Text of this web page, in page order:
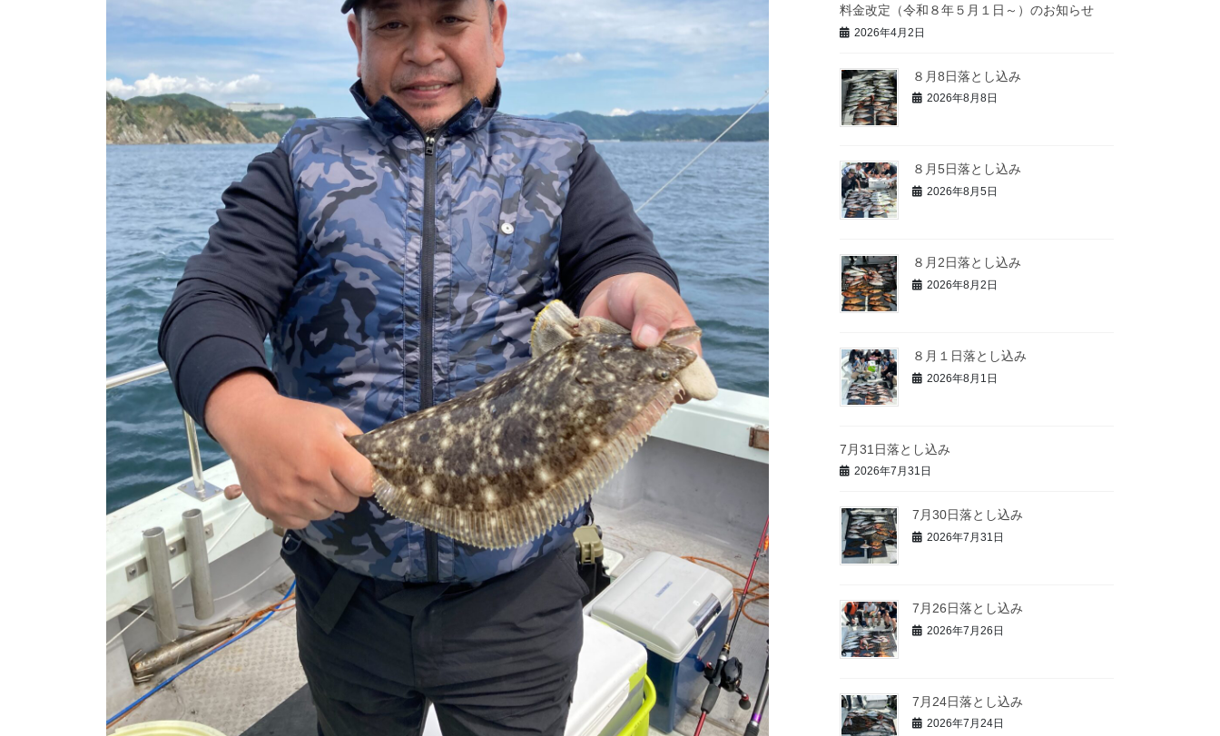
料金改定（令和８年５月１日～）のお知らせ
2026年4月2日
８月8日落とし込み
2026年8月8日
８月5日落とし込み
2026年8月5日
８月2日落とし込み
2026年8月2日
８月１日落とし込み
2026年8月1日
7月31日落とし込み
2026年7月31日
7月30日落とし込み
2026年7月31日
7月26日落とし込み
2026年7月26日
7月24日落とし込み
2026年7月24日